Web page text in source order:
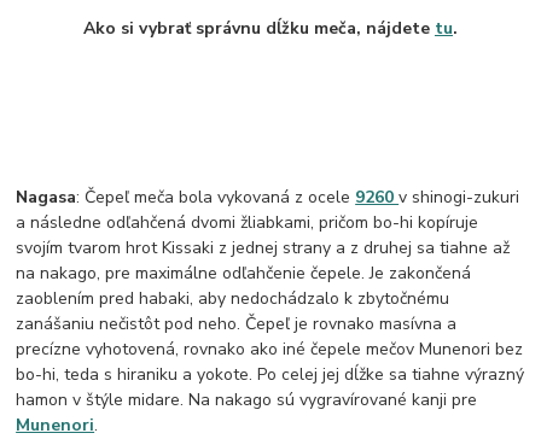
Ako si vybrať správnu dĺžku meča, nájdete tu.
Nagasa: Čepeľ meča bola vykovaná z ocele 9260v shinogi-zukuri
a následne odľahčená dvomi žliabkami, pričom bo-hi kopíruje
svojím tvarom hrot Kissaki z jednej strany a z druhej sa tiahne až
na nakago, pre maximálne odľahčenie čepele. Je zakončená
zaoblením pred habaki, aby nedochádzalo k zbytočnému
zanášaniu nečistôt pod neho. Čepeľ je rovnako masívna a
precízne vyhotovená, rovnako ako iné čepele mečov Munenori bez
bo-hi, teda s hiraniku a yokote. Po celej jej dĺžke sa tiahne výrazný
hamon v štýle midare. Na nakago sú vygravírované kanji pre
Munenori.